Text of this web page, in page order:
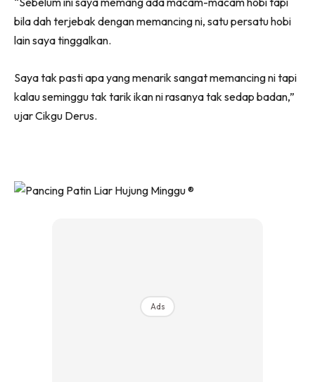
bila dah terjebak dengan memancing ni, satu persatu hobi
lain saya tinggalkan.
Saya tak pasti apa yang menarik sangat memancing ni tapi
kalau seminggu tak tarik ikan ni rasanya tak sedap badan,”
ujar Cikgu Derus.
Ads